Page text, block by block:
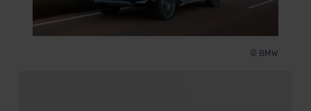
© BMW